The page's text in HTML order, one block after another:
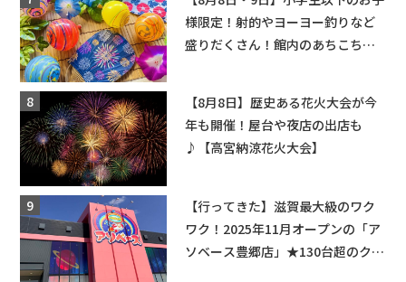
様限定！射的やヨーヨー釣りなど
盛りだくさん！館内のあちこちに
【8月8日】歴史ある花火大会が今
年も開催！屋台や夜店の出店も
♪【高宮納涼花火大会】
【行ってきた】滋賀最大級のワク
ワク！2025年11月オープンの「ア
ソベース豊郷店」★130台超のクレ